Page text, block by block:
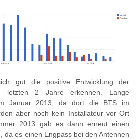
gut die positive Entwicklung der
letzten 2 Jahre erkennen. Lange
Januar 2013, da dort die BTS im
aber noch kein Installateur vor Ort
2013 gab es dann erneut einen
da es einen Engpass bei den Antennen